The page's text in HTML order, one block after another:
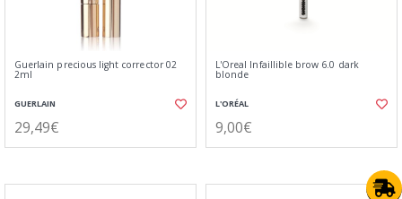
Guerlain precious light corrector 02
2ml
GUERLAIN
29,49€
L'Oreal Infaillible brow 6.0 dark
blonde
L'ORÉAL
9,00€